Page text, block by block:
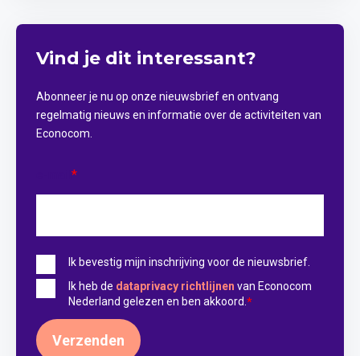
Vind je dit interessant?
Abonneer je nu op onze nieuwsbrief en ontvang
regelmatig nieuws en informatie over de activiteiten van
Econocom.
*
Ik bevestig mijn inschrijving voor de nieuwsbrief.
Ik heb de dataprivacy richtlijnen van Econocom
Nederland gelezen en ben akkoord. *